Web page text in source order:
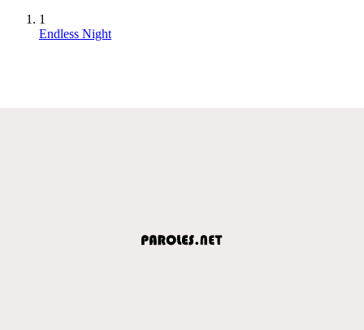
1
Endless Night